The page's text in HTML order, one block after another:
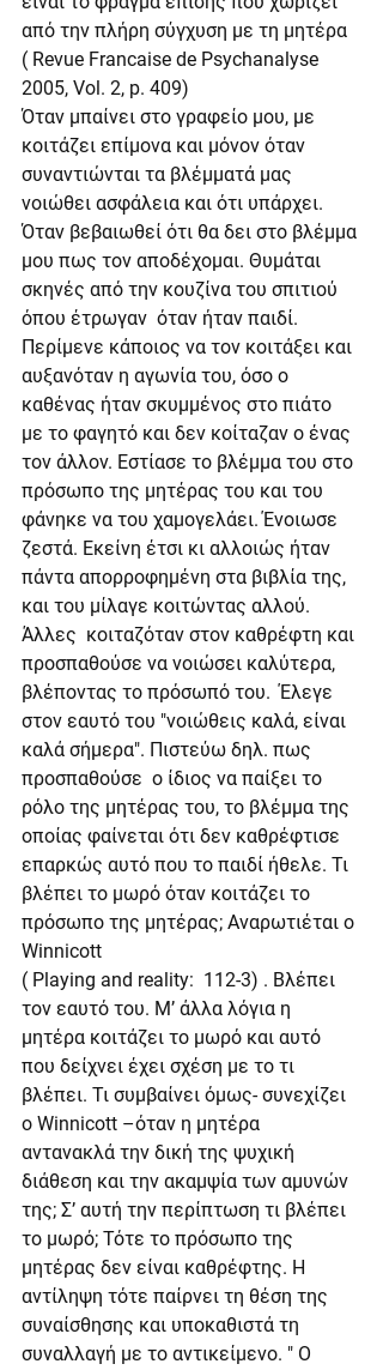
από την πλήρη σύγχυση με τη μητέρα
( Revue Francaise de Psychanalyse
2005, Vol. 2, p. 409)
Όταν μπαίνει στο γραφείο μου, με
κοιτάζει επίμονα και μόνον όταν
συναντιώνται τα βλέμματά μας
νοιώθει ασφάλεια και ότι υπάρχει.
Όταν βεβαιωθεί ότι θα δει στο βλέμμα
μου πως τον αποδέχομαι. Θυμάται
σκηνές από την κουζίνα του σπιτιού
όπου έτρωγαν  όταν ήταν παιδί.
Περίμενε κάποιος να τον κοιτάξει και
αυξανόταν η αγωνία του, όσο ο
καθένας ήταν σκυμμένος στο πιάτο
με το φαγητό και δεν κοίταζαν ο ένας
τον άλλον. Εστίασε το βλέμμα του στο
πρόσωπο της μητέρας του και του
φάνηκε να του χαμογελάει. Ένοιωσε
ζεστά. Εκείνη έτσι κι αλλοιώς ήταν
πάντα απορροφημένη στα βιβλία της,
και του μίλαγε κοιτώντας αλλού.
Άλλες  κοιταζόταν στον καθρέφτη και
προσπαθούσε να νοιώσει καλύτερα,
βλέποντας το πρόσωπό του.  Έλεγε
στον εαυτό του "νοιώθεις καλά, είναι
καλά σήμερα". Πιστεύω δηλ. πως
προσπαθούσε  ο ίδιος να παίξει το
ρόλο της μητέρας του, το βλέμμα της
οποίας φαίνεται ότι δεν καθρέφτισε
επαρκώς αυτό που το παιδί ήθελε. Τι
βλέπει το μωρό όταν κοιτάζει το
πρόσωπο της μητέρας; Αναρωτιέται ο
Winnicott
( Playing and reality:  112-3) . Βλέπει
τον εαυτό του. Μ’ άλλα λόγια η
μητέρα κοιτάζει το μωρό και αυτό
που δείχνει έχει σχέση με το τι
βλέπει. Τι συμβαίνει όμως- συνεχίζει
ο Winnicott –όταν η μητέρα
αντανακλά την δική της ψυχική
διάθεση και την ακαμψία των αμυνών
της; Σ’ αυτή την περίπτωση τι βλέπει
το μωρό; Τότε το πρόσωπο της
μητέρας δεν είναι καθρέφτης. Η
αντίληψη τότε παίρνει τη θέση της
συναίσθησης και υποκαθιστά τη
συναλλαγή με το αντικείμενο. " Ο